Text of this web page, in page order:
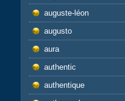
auguste-léon
augusto
aura
authentic
authentique